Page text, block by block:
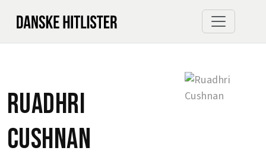
Ruadhri
Cushnan